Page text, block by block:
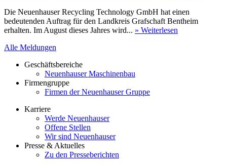
Die Neuenhauser Recycling Technology GmbH hat einen
bedeutenden Auftrag für den Landkreis Grafschaft Bentheim
erhalten. Im August dieses Jahres wird... » Weiterlesen
Alle Meldungen
Geschäftsbereiche
Neuenhauser Maschinenbau
Firmengruppe
Firmen der Neuenhauser Gruppe
Karriere
Werde Neuenhauser
Offene Stellen
Wir sind Neuenhauser
Presse & Aktuelles
Zu den Presseberichten